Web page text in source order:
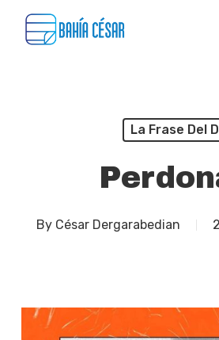
La Frase Del
By César Dergarabedian